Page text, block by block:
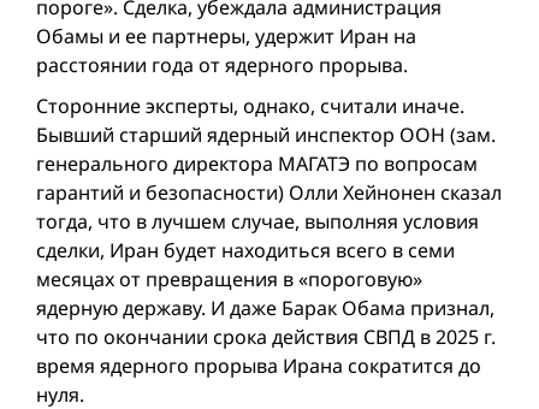
пороге». Сделка, убеждала администрация
Обамы и ее партнеры, удержит Иран на
расстоянии года от ядерного прорыва.
Сторонние эксперты, однако, считали иначе.
Бывший старший ядерный инспектор ООН (зам.
генерального директора МАГАТЭ по вопросам
гарантий и безопасности) Олли Хейнонен сказал
тогда, что в лучшем случае, выполняя условия
сделки, Иран будет находиться всего в семи
месяцах от превращения в «пороговую»
ядерную державу. И даже Барак Обама признал,
что по окончании срока действия СВПД в 2025 г.
время ядерного прорыва Ирана сократится до
нуля.